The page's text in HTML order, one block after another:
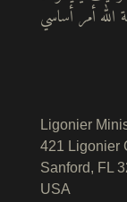
أمر أساسي
Ligonier
421 Ligonier
Sanford, FL
USA